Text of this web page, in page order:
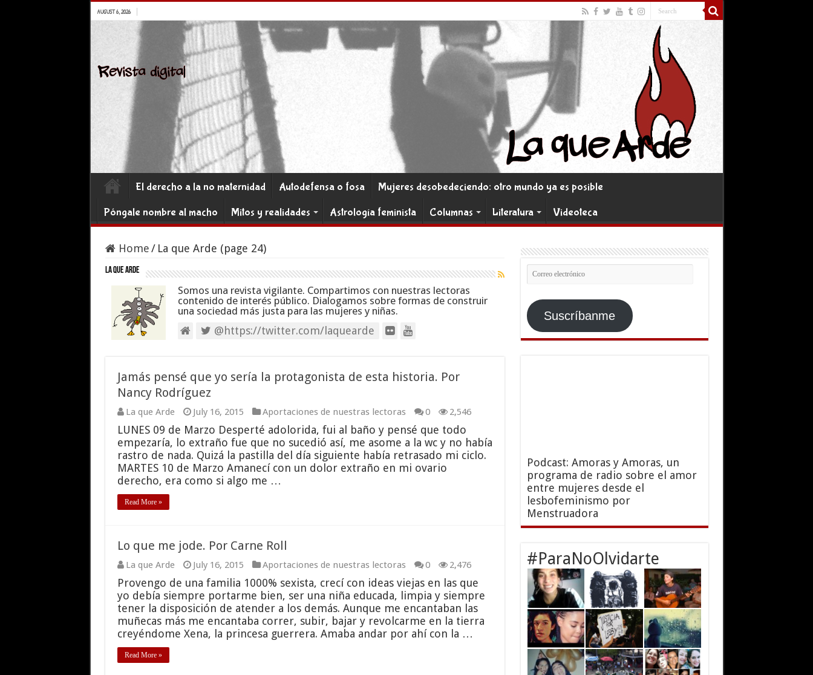
AUGUST 6, 2026
El derecho a la no maternidad Autodefensa o fosa
Mujeres desobedeciendo: otro mundo ya es posible
Póngale nombre al macho
Mitos y realidades Astrología feminista Columnas Literatura Videoteca
Home/ La que Arde (page 24)
La que Arde
Somos una revista vigilante. Compartimos con nuestras lectoras
contenido de interés público. Dialogamos sobre formas de construir
una sociedad más justa para las mujeres y niñas.
@https://twitter.com/laquearde
Jamás pensé que yo sería la protagonista de esta historia. Por
Nancy Rodríguez
La que Arde July 16, 2015 Aportaciones de nuestras lectoras 0 2,546
LUNES 09 de Marzo Desperté adolorida, fui al baño y pensé que todo
empezaría, lo extraño fue que no sucedió así, me asome a la wc y no había
rastro de nada. Quizá la pastilla del día siguiente había retrasado mi ciclo.
MARTES 10 de Marzo Amanecí con un dolor extraño en mi ovario
derecho, era como si algo me …
Read More »
Lo que me jode. Por Carne Roll
La que Arde July 16, 2015 Aportaciones de nuestras lectoras 0 2,476
Provengo de una familia 1000% sexista, crecí con ideas viejas en las que
yo debía siempre portarme bien, ser una niña educada, limpia y siempre
tener la disposición de atender a los demás. Aunque me encantaban las
muñecas más me encantaba correr, subir, bajar y revolcarme en la tierra
creyéndome Xena, la princesa guerrera. Amaba andar por ahí con la …
Read More »
Correo
electrónico
Suscríbanme
Podcast: Amoras y Amoras, un
programa de radio sobre el amor
entre mujeres desde el
lesbofeminismo por
Menstruadora
#ParaNoOlvidarte